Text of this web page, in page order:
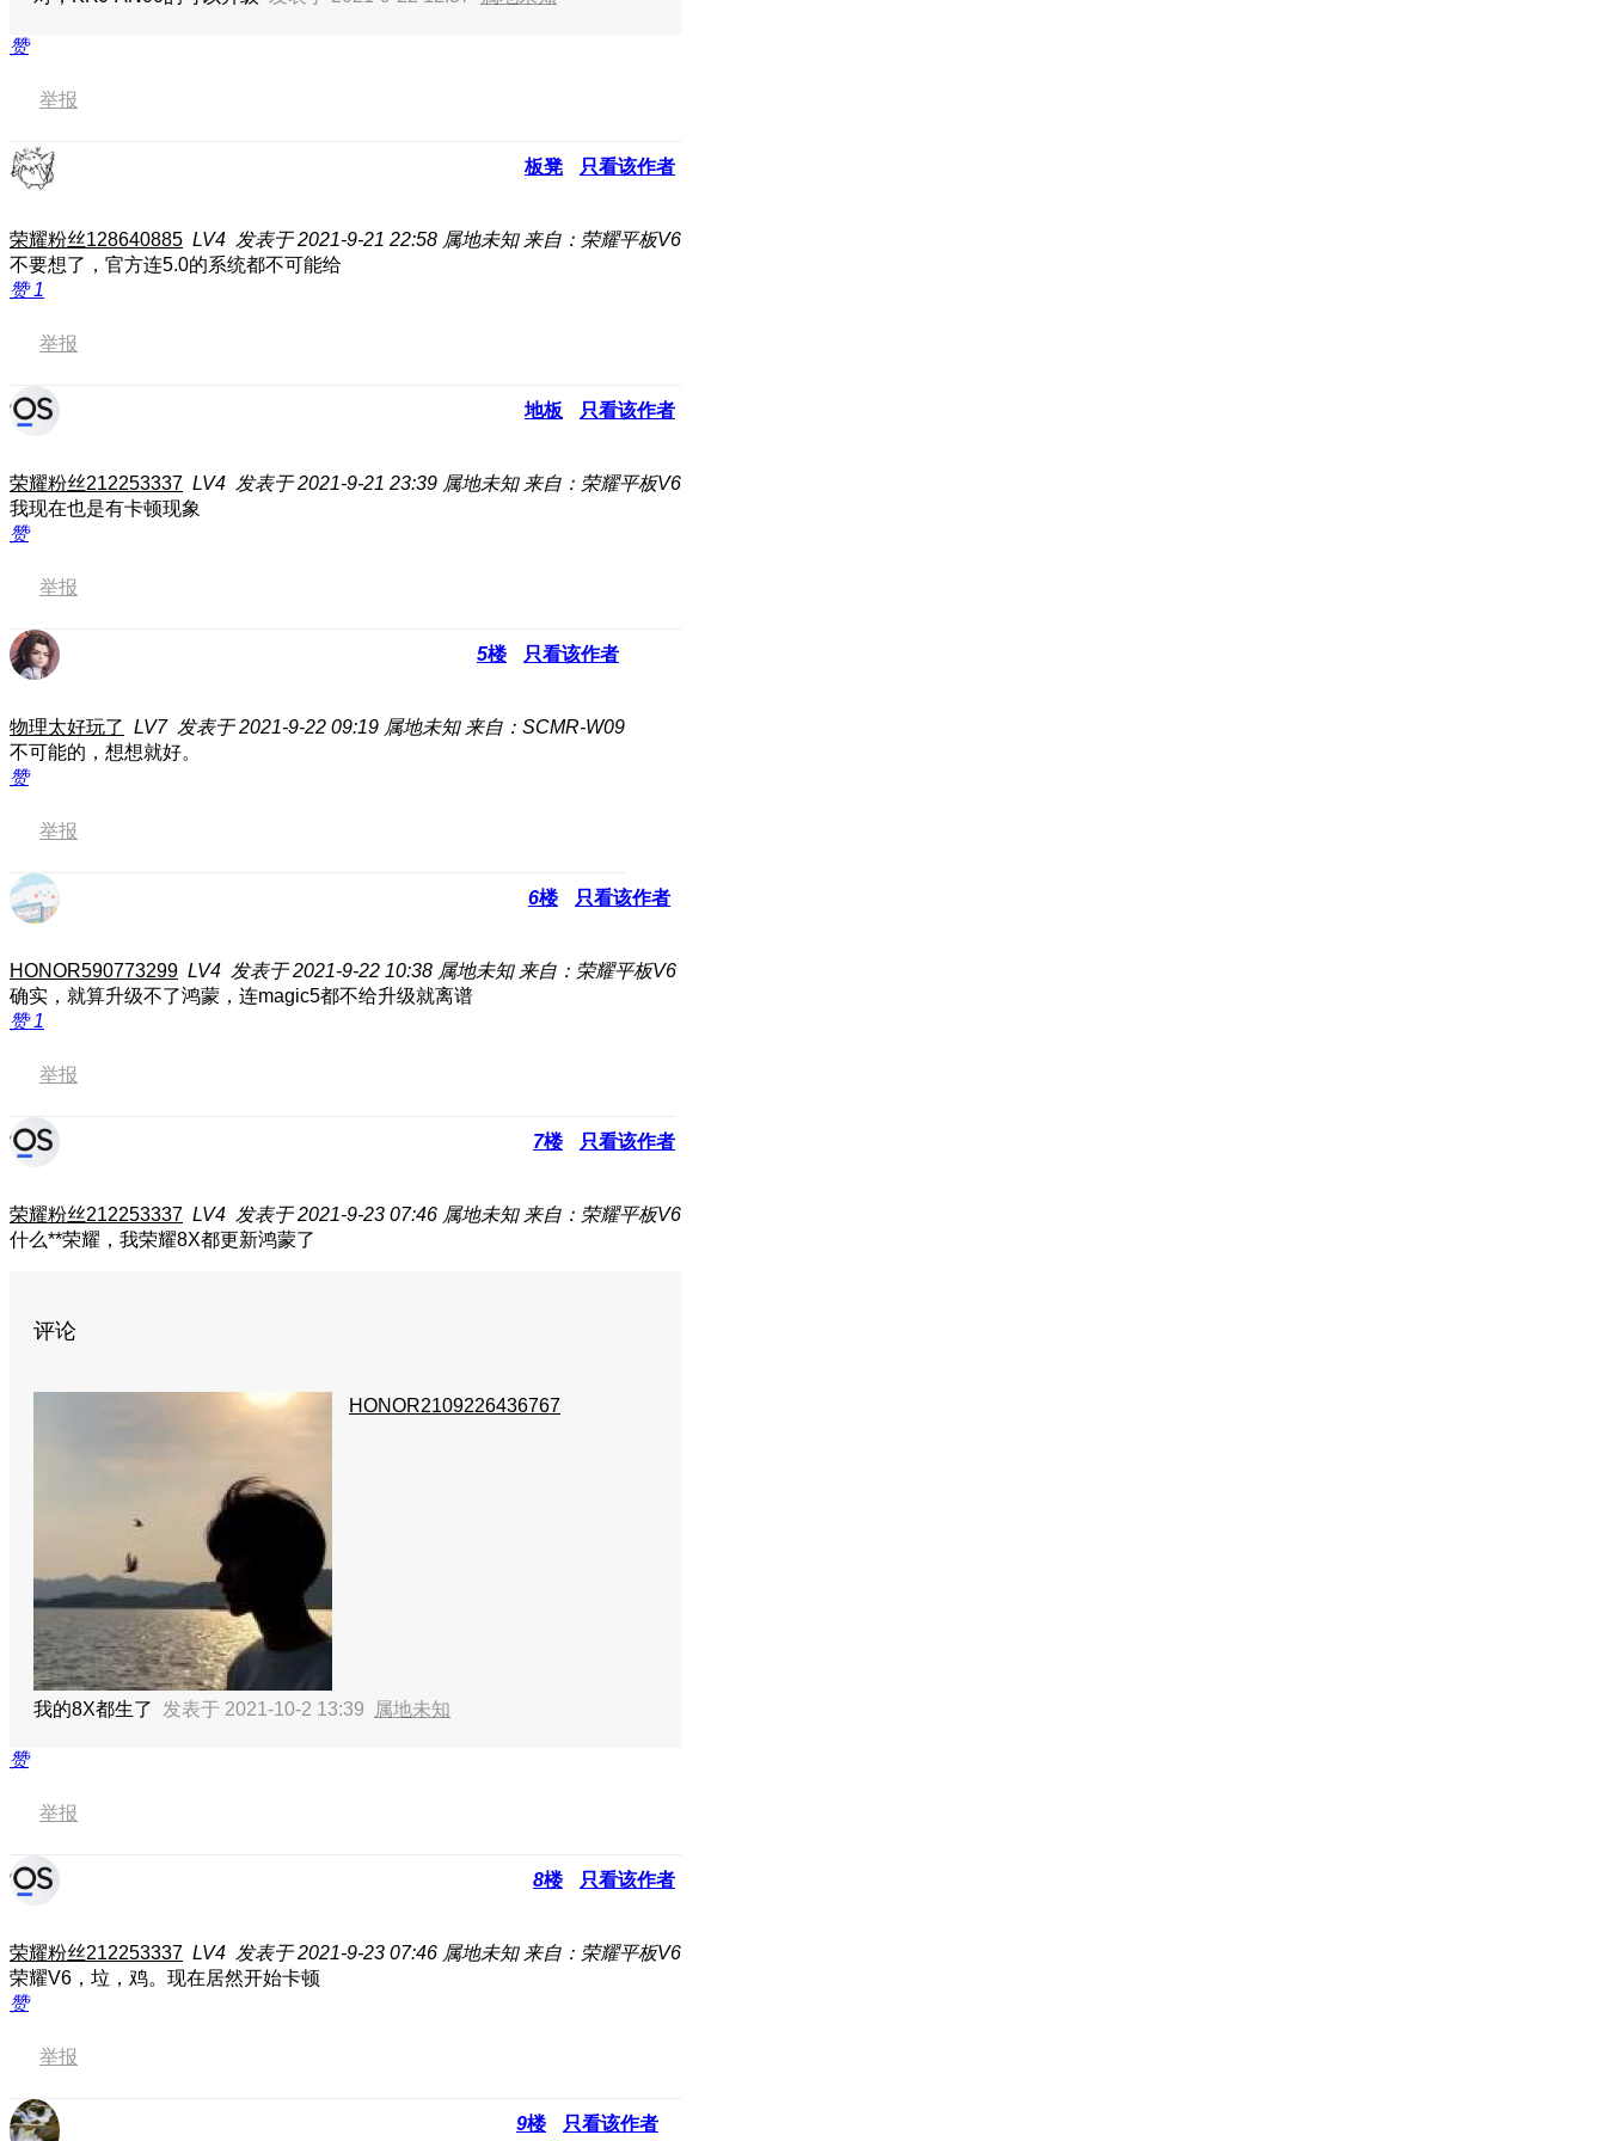
赞
举报
板凳 只看该作者
荣耀粉丝128640885 LV4 发表于 2021-9-21 22:58 属地未知 来自：荣耀平板V6
不要想了，官方连5.0的系统都不可能给
赞1
举报
地板 只看该作者
荣耀粉丝212253337 LV4 发表于 2021-9-21 23:39 属地未知 来自：荣耀平板V6
我现在也是有卡顿现象
赞
举报
5楼 只看该作者
物理太好玩了 LV7 发表于 2021-9-22 09:19 属地未知 来自：SCMR-W09
不可能的，想想就好。
赞
举报
6楼 只看该作者
HONOR590773299 LV4 发表于 2021-9-22 10:38 属地未知 来自：荣耀平板V6
确实，就算升级不了鸿蒙，连magic5都不给升级就离谱
赞1
举报
7楼 只看该作者
荣耀粉丝212253337 LV4 发表于 2021-9-23 07:46 属地未知 来自：荣耀平板V6
什么**荣耀，我荣耀8X都更新鸿蒙了
评论
HONOR2109226436767
我的8X都生了 发表于 2021-10-2 13:39 属地未知
赞
举报
8楼 只看该作者
荣耀粉丝212253337 LV4 发表于 2021-9-23 07:46 属地未知 来自：荣耀平板V6
荣耀V6，垃，鸡。现在居然开始卡顿
赞
举报
9楼 只看该作者